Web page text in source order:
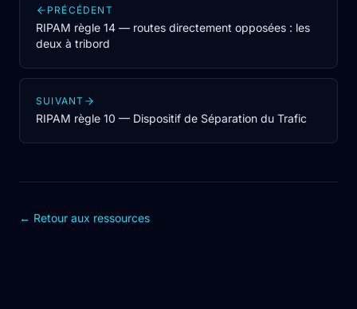
PRÉCÉDENT
RIPAM règle 14 — routes directement opposées : les
deux à tribord
SUIVANT
RIPAM règle 10 — Dispositif de Séparation du Trafic
← Retour aux ressources